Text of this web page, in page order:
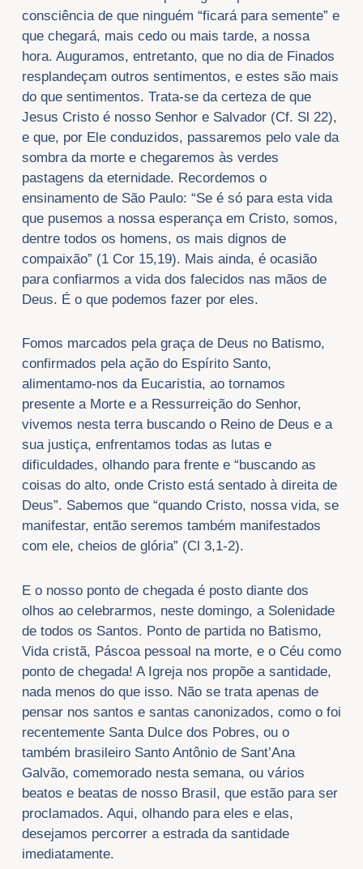
consciência de que ninguém “ficará para semente” e
que chegará, mais cedo ou mais tarde, a nossa
hora. Auguramos, entretanto, que no dia de Finados
resplandeçam outros sentimentos, e estes são mais
do que sentimentos. Trata-se da certeza de que
Jesus Cristo é nosso Senhor e Salvador (Cf. Sl 22),
e que, por Ele conduzidos, passaremos pelo vale da
sombra da morte e chegaremos às verdes
pastagens da eternidade. Recordemos o
ensinamento de São Paulo: “Se é só para esta vida
que pusemos a nossa esperança em Cristo, somos,
dentre todos os homens, os mais dignos de
compaixão” (1 Cor 15,19). Mais ainda, é ocasião
para confiarmos a vida dos falecidos nas mãos de
Deus. É o que podemos fazer por eles.
Fomos marcados pela graça de Deus no Batismo,
confirmados pela ação do Espírito Santo,
alimentamo-nos da Eucaristia, ao tornamos
presente a Morte e a Ressurreição do Senhor,
vivemos nesta terra buscando o Reino de Deus e a
sua justiça, enfrentamos todas as lutas e
dificuldades, olhando para frente e “buscando as
coisas do alto, onde Cristo está sentado à direita de
Deus”. Sabemos que “quando Cristo, nossa vida, se
manifestar, então seremos também manifestados
com ele, cheios de glória” (Cl 3,1-2).
E o nosso ponto de chegada é posto diante dos
olhos ao celebrarmos, neste domingo, a Solenidade
de todos os Santos. Ponto de partida no Batismo,
Vida cristã, Páscoa pessoal na morte, e o Céu como
ponto de chegada! A Igreja nos propõe a santidade,
nada menos do que isso. Não se trata apenas de
pensar nos santos e santas canonizados, como o foi
recentemente Santa Dulce dos Pobres, ou o
também brasileiro Santo Antônio de Sant’Ana
Galvão, comemorado nesta semana, ou vários
beatos e beatas de nosso Brasil, que estão para ser
proclamados. Aqui, olhando para eles e elas,
desejamos percorrer a estrada da santidade
imediatamente.